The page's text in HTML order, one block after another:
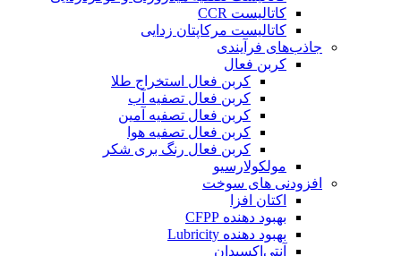
کاتالیست CCR
کاتالیست مرکاپتان زدایی
جاذب‌های فرآیندی
کربن فعال
کربن فعال استخراج طلا
کربن فعال تصفیه آب
کربن فعال تصفیه آمین
کربن فعال تصفیه هوا
کربن فعال رنگ بری شکر
مولکولارسیو
افزودنی های سوخت
اکتان افزا
بهبود دهنده CFPP
بهبود دهنده Lubricity
آنتی‌اکسیدان